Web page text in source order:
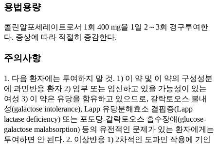
용법용량
콜린알포세레이트로서 1회 400 mg을 1일 2～3회 경구투여한
다. 증상에 따라 적절히 증감한다.
주의사항
1. 다음 환자에는 투여하지 말 것. 1) 이 약 및 이 약의 구성성분
에 과민반응 환자 2) 임부 또는 임신하고 있을 가능성이 있는
여성 3) 이 약은 유당을 함유하고 있으므로, 갈락토오스 불내
성(galactose intolerance), Lapp 유당분해효소 결핍증(Lapp
lactase deficiency) 또는 포도당-갈락토오스 흡수장애(glucose-
galactose malabsorption) 등의 유전적인 문제가 있는 환자에게는
투여하면 안 된다. 2. 이상반응 1) 2차적인 도파민 작용에 기인